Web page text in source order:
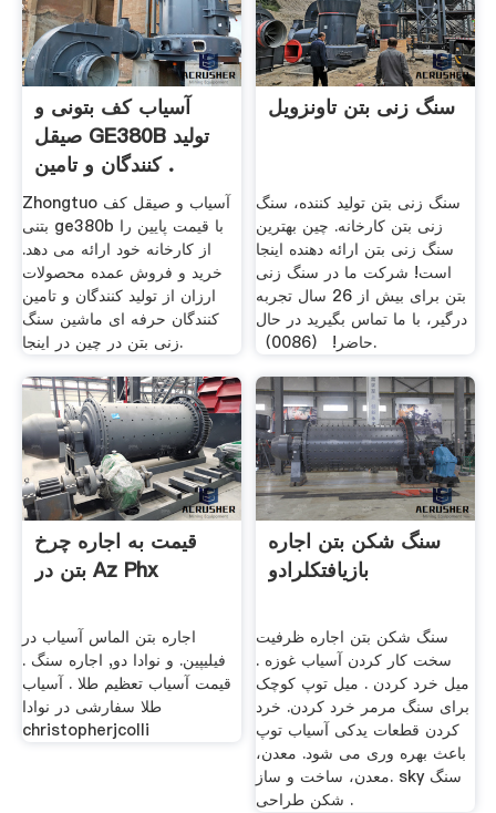
آسیاب کف بتونی و
صیقل GE380B تولید
کنندگان و تامین .
Zhongtuo آسیاب و صیقل کف
بتنی ge380b با قیمت پایین را
از کارخانه خود ارائه می دهد.
خرید و فروش عمده محصولات
ارزان از تولید کنندگان و تامین
کنندگان حرفه ای ماشین سنگ
زنی بتن در چین در اینجا.
سنگ زنی بتن تاونزویل
سنگ زنی بتن تولید کننده، سنگ
زنی بتن کارخانه. چین بهترین
سنگ زنی بتن ارائه دهنده اینجا
است! شرکت ما در سنگ زنی
بتن برای بیش از 26 سال تجربه
درگیر، با ما تماس بگیرید در حال
حاضر! （0086）.
قیمت به اجاره چرخ
بتن در Az Phx
اجاره بتن الماس آسیاب در
فیلیپین. و نوادا دو, اجاره سنگ .
قیمت آسیاب تعظیم طلا . آسیاب
طلا سفارشی در نوادا
christopherjcolli
سنگ شکن بتن اجاره
بازیافتکلرادو
سنگ شکن بتن اجاره ظرفیت
سخت کار کردن آسیاب غوزه .
میل خرد کردن . میل توپ کوچک
برای سنگ مرمر خرد کردن. خرد
کردن قطعات یدکی آسیاب توپ
باعث بهره وری می شود. معدن،
معدن، ساخت و ساز. sky سنگ
شکن طراحی .